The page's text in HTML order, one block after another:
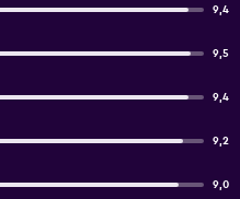
9,4
9,5
9,4
9,2
9,0